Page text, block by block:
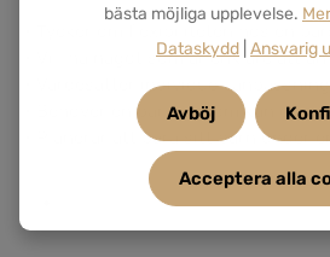
• Vill ha något som är enklare att
• Värdesätter individuell anpassning
• Behöver en bärsele som kan delas
• Planerar att bära sitt barn under
bästa möjliga upplevelse.
Dataskydd Ansvarig
Avböj
Acceptera alla